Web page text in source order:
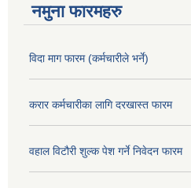
नमुना फारमहरु
विदा माग फारम (कर्मचारीले भर्ने)
करार कर्मचारीका लागि दरखास्त फारम
वहाल विटौरी शुल्क पेश गर्ने निवेदन फारम